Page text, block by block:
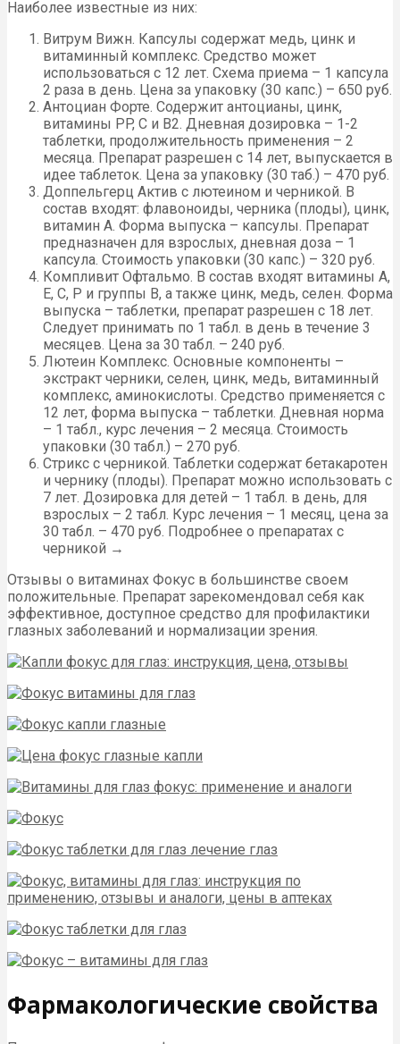
Наиболее известные из них:
Витрум Вижн. Капсулы содержат медь, цинк и
витаминный комплекс. Средство может
использоваться с 12 лет. Схема приема – 1 капсула
2 раза в день. Цена за упаковку (30 капс.) – 650 руб.
Антоциан Форте. Содержит антоцианы, цинк,
витамины PP, C и B2. Дневная дозировка – 1-2
таблетки, продолжительность применения – 2
месяца. Препарат разрешен с 14 лет, выпускается в
идее таблеток. Цена за упаковку (30 таб.) – 470 руб.
Доппельгерц Актив с лютеином и черникой. В
состав входят: флавоноиды, черника (плоды), цинк,
витамин A. Форма выпуска – капсулы. Препарат
предназначен для взрослых, дневная доза – 1
капсула. Стоимость упаковки (30 капс.) – 320 руб.
Компливит Офтальмо. В состав входят витамины A,
E, C, P и группы B, а также цинк, медь, селен. Форма
выпуска – таблетки, препарат разрешен с 18 лет.
Следует принимать по 1 табл. в день в течение 3
месяцев. Цена за 30 табл. – 240 руб.
Лютеин Комплекс. Основные компоненты –
экстракт черники, селен, цинк, медь, витаминный
комплекс, аминокислоты. Средство применяется с
12 лет, форма выпуска – таблетки. Дневная норма
– 1 табл., курс лечения – 2 месяца. Стоимость
упаковки (30 табл.) – 270 руб.
Стрикс с черникой. Таблетки содержат бетакаротен
и чернику (плоды). Препарат можно использовать с
7 лет. Дозировка для детей – 1 табл. в день, для
взрослых – 2 табл. Курс лечения – 1 месяц, цена за
30 табл. – 470 руб. Подробнее о препаратах с
черникой →
Отзывы о витаминах Фокус в большинстве своем
положительные. Препарат зарекомендовал себя как
эффективное, доступное средство для профилактики
глазных заболеваний и нормализации зрения.
Фармакологические свойства